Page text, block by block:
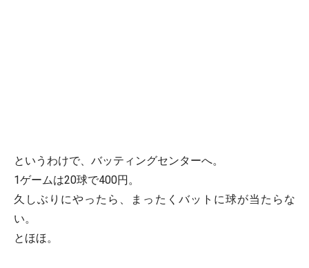
というわけで、バッティングセンターへ。
1ゲームは20球で400円。
久しぶりにやったら、まったくバットに球が当たらな
い。
とほほ。